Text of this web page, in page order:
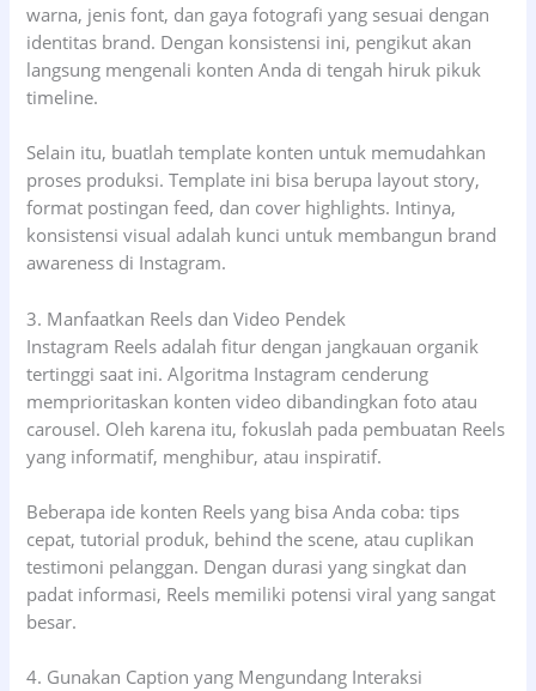
warna, jenis font, dan gaya fotografi yang sesuai dengan
identitas brand. Dengan konsistensi ini, pengikut akan
langsung mengenali konten Anda di tengah hiruk pikuk
timeline.
Selain itu, buatlah template konten untuk memudahkan
proses produksi. Template ini bisa berupa layout story,
format postingan feed, dan cover highlights. Intinya,
konsistensi visual adalah kunci untuk membangun brand
awareness di Instagram.
3. Manfaatkan Reels dan Video Pendek
Instagram Reels adalah fitur dengan jangkauan organik
tertinggi saat ini. Algoritma Instagram cenderung
memprioritaskan konten video dibandingkan foto atau
carousel. Oleh karena itu, fokuslah pada pembuatan Reels
yang informatif, menghibur, atau inspiratif.
Beberapa ide konten Reels yang bisa Anda coba: tips
cepat, tutorial produk, behind the scene, atau cuplikan
testimoni pelanggan. Dengan durasi yang singkat dan
padat informasi, Reels memiliki potensi viral yang sangat
besar.
4. Gunakan Caption yang Mengundang Interaksi